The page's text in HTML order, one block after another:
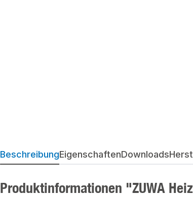
BeschreibungEigenschaftenDownloads
Produktinformationen "ZUWA